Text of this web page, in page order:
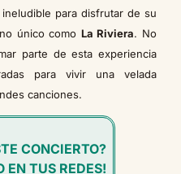
para disfrutar de su
único como La Riviera. No
parte de esta experiencia
para vivir una velada
canciones.
CONCIERTO?
EN TUS REDES!